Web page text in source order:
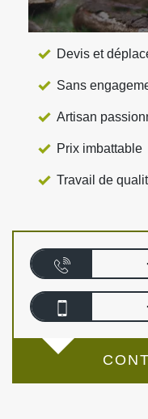
Devis et
Sans
Artisan
Prix imbattable
Travail de